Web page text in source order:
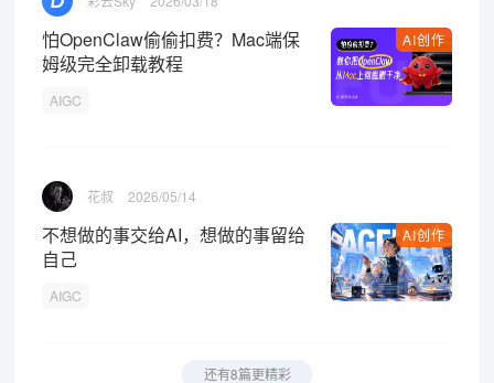
AI创作
怕OpenClaw偷偷扣费？Mac端保
姆级完全卸载教程
AIGC
花叔 2026/05/14
AI创作
不想做的事交给AI，想做的事留给
自己
AIGC
还有8篇更精彩